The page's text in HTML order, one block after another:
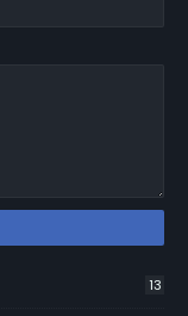
13